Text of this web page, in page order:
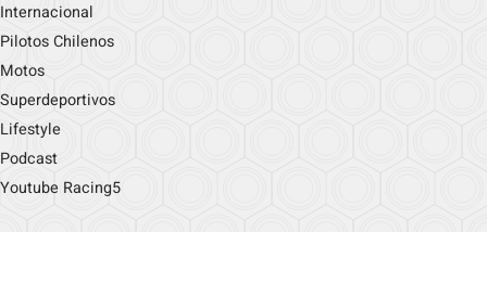
Internacional
Pilotos Chilenos
Motos
Superdeportivos
Lifestyle
Podcast
Youtube Racing5